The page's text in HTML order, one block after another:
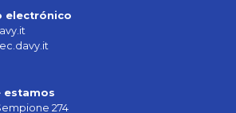
electrónico
estamos
274